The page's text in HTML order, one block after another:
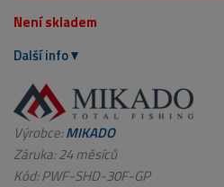
Není skladem
Další info
Výrobce:MIKADO
Záruka: 24 měsíců
Kód:PWF-SHD-30F-GP